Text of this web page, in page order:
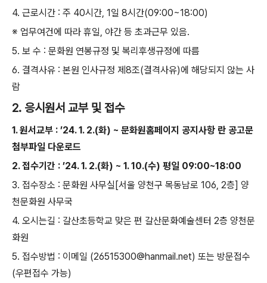
4. 근로시간 : 주 40시간, 1일 8시간(09:00~18:00)
※ 업무여건에 따라 휴일, 야간 등 초과근무 있음.
5. 보 수 : 문화원 연봉규정 및 복리후생규정에 따름
6. 결격사유 : 본원 인사규정 제 8조(결격사유)에 해당되지 않는 사
람
2. 응시원서 교부 및 접수
1.원서교부 : ’24. 1. 2.(화) ~ 문화원홈페이지 공지사항 란 공고문
첨부파일 다운로드
2.접수기간 : ’24. 1. 2.(화) ~ 1. 10.(수) 평일 09:00~18:00
3. 접수장소 : 문화원 사무실 [서울 양천구 목동남로 106, 2층] 양
천문화원 사무국
4. 오시는길 : 갈산초등학교 맞은 편 갈산문화예술센터 2층 양천문
화원
5. 접수방법 : 이메일 (26515300@hanmail.net) 또는 방문접수
(우편접수 가능)